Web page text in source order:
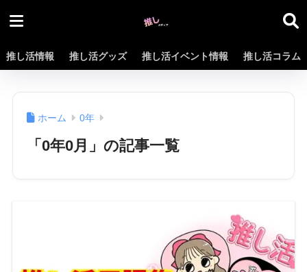
推し活情報 推し活グッズ 推し活イベント情報 推し活コラム
ホーム 0年
「0年0月」の記事一覧